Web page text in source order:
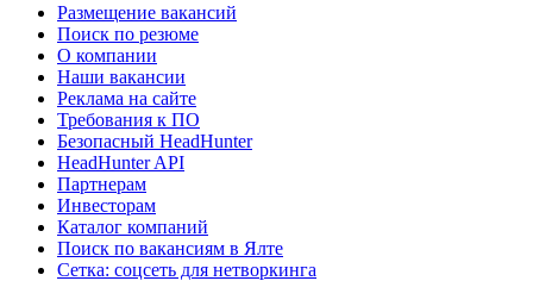
Размещение вакансий
Поиск по резюме
О компании
Наши вакансии
Реклама на сайте
Требования к ПО
Безопасный HeadHunter
HeadHunter API
Партнерам
Инвесторам
Каталог компаний
Поиск по вакансиям в Ялте
Сетка: соцсеть для нетворкинга